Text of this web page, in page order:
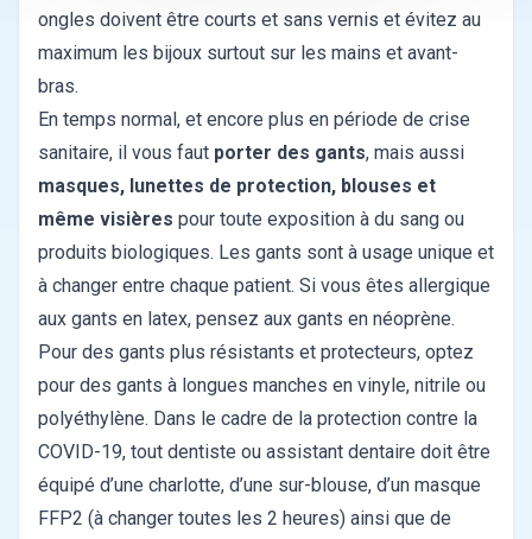
ongles doivent être courts et sans vernis et évitez au
maximum les bijoux surtout sur les mains et avant-
bras.
En temps normal, et encore plus en période de crise
sanitaire, il vous faut porter des gants, mais aussi
masques, lunettes de protection, blouses et
même visières pour toute exposition à du sang ou
produits biologiques. Les gants sont à usage unique et
à changer entre chaque patient. Si vous êtes allergique
aux gants en latex, pensez aux gants en néoprène.
Pour des gants plus résistants et protecteurs, optez
pour des gants à longues manches en vinyle, nitrile ou
polyéthylène. Dans le cadre de la protection contre la
COVID-19, tout dentiste ou assistant dentaire doit être
équipé d’une charlotte, d’une sur-blouse, d’un masque
FFP2 (à changer toutes les 2 heures) ainsi que de